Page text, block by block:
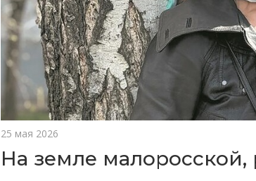
25 мая 2026
На земле малоросской,